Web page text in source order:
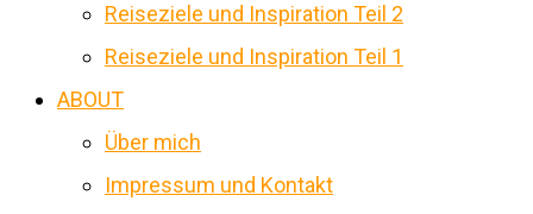
Reiseziele und Inspiration Teil 2
Reiseziele und Inspiration Teil 1
ABOUT
Über mich
Impressum und Kontakt